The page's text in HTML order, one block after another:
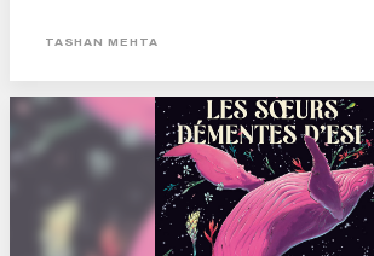
journaux intimes, articles de recherche fictifs,
TASHAN MEHTA